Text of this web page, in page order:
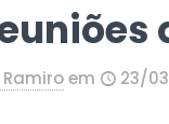
em 23/